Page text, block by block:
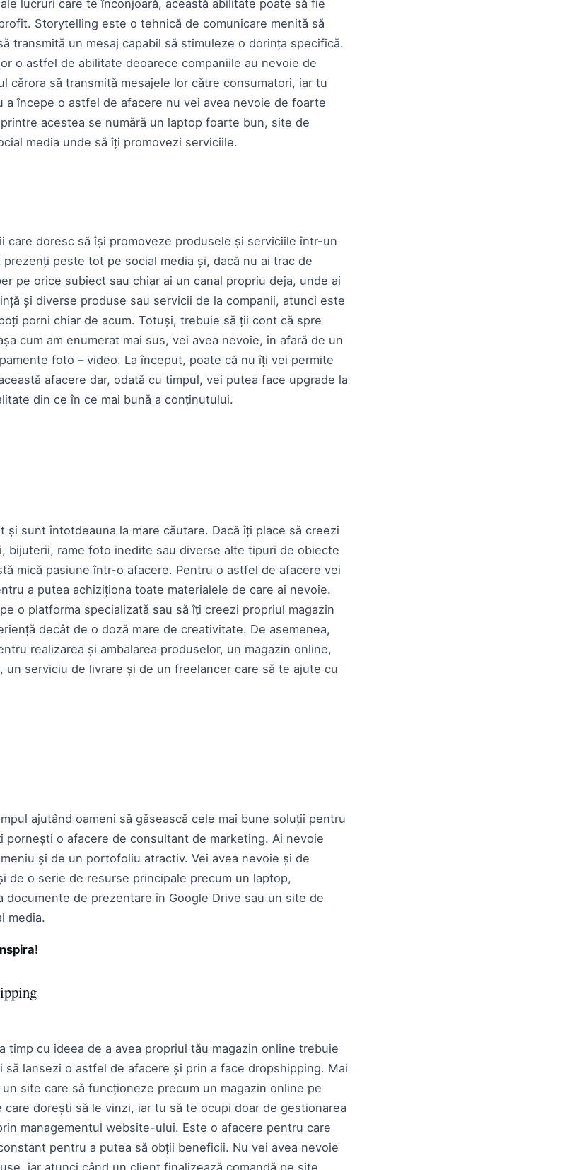
lucruri care te înconjoară, această abilitate poate să fie
Storytelling este o tehnică de comunicare menită să
transmită un mesaj capabil să stimuleze o dorința specifică.
o astfel de abilitate deoarece companiile au nevoie de
cărora să transmită mesajele lor către consumatori, iar tu
a începe o astfel de afacere nu vei avea nevoie de foarte
acestea se numără un laptop foarte bun, site de
media unde să îți promovezi serviciile.
care doresc să își promoveze produsele și serviciile într-un
peste tot pe social media și, dacă nu ai trac de
pe orice subiect sau chiar ai un canal propriu deja, unde ai
și diverse produse sau servicii de la companii, atunci este
porni chiar de acum. Totuși, trebuie să ții cont că spre
cum am enumerat mai sus, vei avea nevoie, în afară de un
foto – video. La început, poate că nu îți vei permite
afacere dar, odată cu timpul, vei putea face upgrade la
din ce în ce mai bună a conținutului.
și sunt întotdeauna la mare căutare. Dacă îți place să creezi
bijuterii, rame foto inedite sau diverse alte tipuri de obiecte
mică pasiune într-o afacere. Pentru o astfel de afacere vei
a putea achiziționa toate materialele de care ai nevoie.
o platforma specializată sau să îți creezi propriul magazin
decât de o doză mare de creativitate. De asemenea,
realizarea și ambalarea produselor, un magazin online,
un serviciu de livrare și de un freelancer care să te ajute cu
ajutând oameni să găsească cele mai bune soluții pentru
pornești o afacere de consultant de marketing. Ai nevoie
și de un portofoliu atractiv. Vei avea nevoie și de
de o serie de resurse principale precum un laptop,
de prezentare în Google Drive sau un site de
media.
timp cu ideea de a avea propriul tău magazin online trebuie
lansezi o astfel de afacere și prin a face dropshipping. Mai
site care să funcționeze precum un magazin online pe
care dorești să le vinzi, iar tu să te ocupi doar de gestionarea
managementul website-ului. Este o afacere pentru care
pentru a putea să obții beneficii. Nu vei avea nevoie
iar atunci când un client finalizează comandă pe site